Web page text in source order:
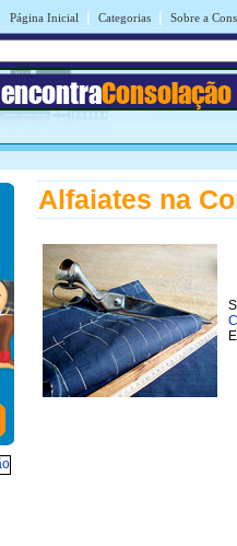
Página Inicial | Categorias | Sobre a
encontraConsolação
Alfaiates na